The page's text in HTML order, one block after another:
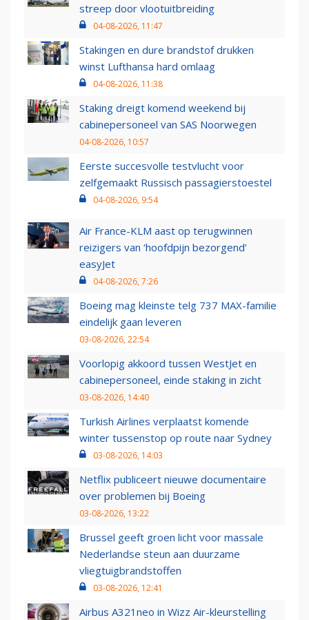
streep door vlootuitbreiding
04-08-2026, 11:47
Stakingen en dure brandstof drukken
winst Lufthansa hard omlaag
04-08-2026, 11:38
Staking dreigt komend weekend bij
cabinepersoneel van SAS Noorwegen
04-08-2026, 10:57
Eerste succesvolle testvlucht voor
zelfgemaakt Russisch passagierstoestel
04-08-2026, 9:54
Air France-KLM aast op terugwinnen
reizigers van ‘hoofdpijn bezorgend’
easyJet
04-08-2026, 7:26
Boeing mag kleinste telg 737 MAX-familie
eindelijk gaan leveren
03-08-2026, 22:54
Voorlopig akkoord tussen WestJet en
cabinepersoneel, einde staking in zicht
03-08-2026, 14:40
Turkish Airlines verplaatst komende
winter tussenstop op route naar Sydney
03-08-2026, 14:03
Netflix publiceert nieuwe documentaire
over problemen bij Boeing
03-08-2026, 13:22
Brussel geeft groen licht voor massale
Nederlandse steun aan duurzame
vliegtuigbrandstoffen
03-08-2026, 12:41
Airbus A321neo in Wizz Air-kleurstelling